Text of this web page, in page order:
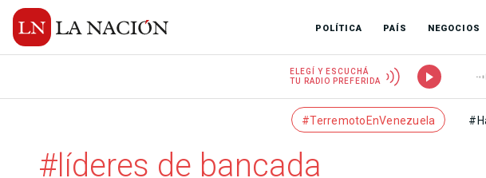
POLÍTICA PAÍS NEGOCIOS
ELEGÍ Y ESCUCHÁ
TU RADIO PREFERIDA
#TerremotoEnVenezuela
#líderes de bancada